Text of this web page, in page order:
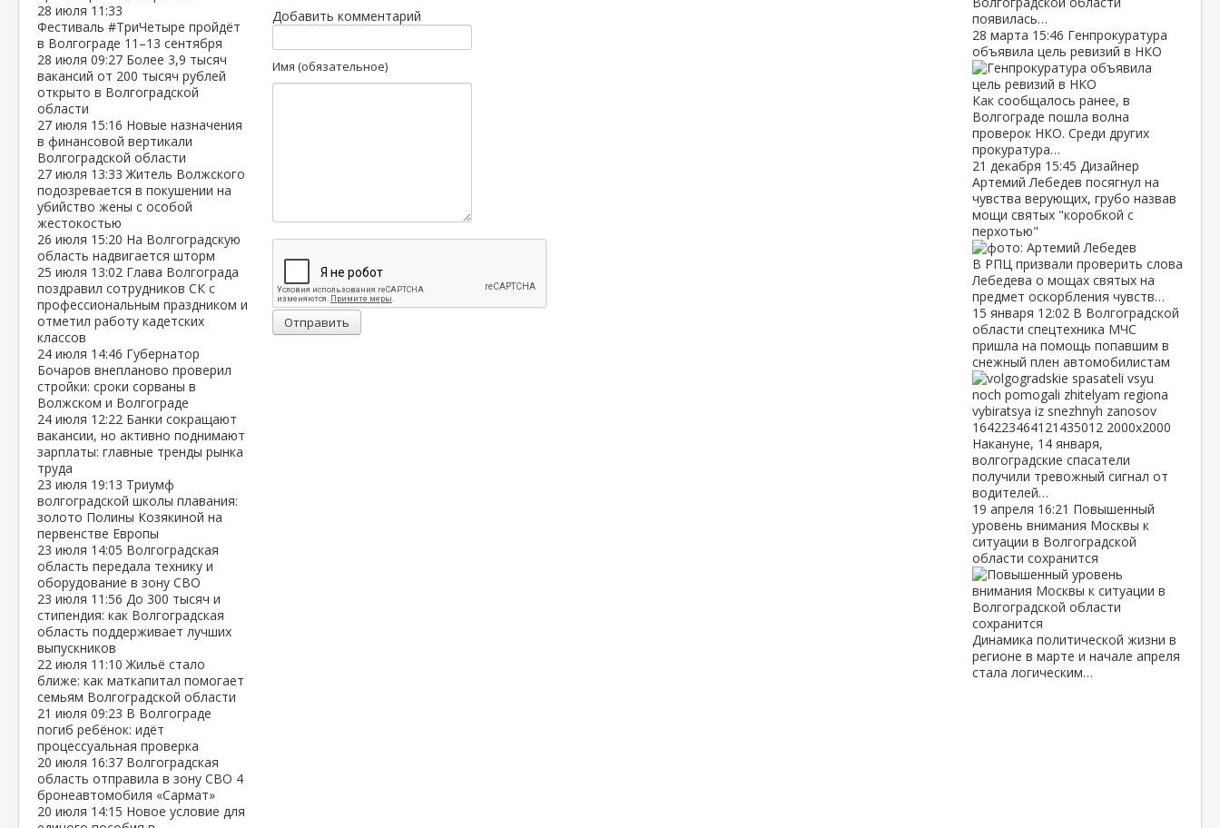
28 июля 11:33
Фестиваль #ТриЧетыре пройдёт
в Волгограде 11–13 сентября
28 июля 09:27 Более 3,9 тысяч
вакансий от 200 тысяч рублей
открыто в Волгоградской
области
27 июля 15:16 Новые назначения
в финансовой вертикали
Волгоградской области
27 июля 13:33Житель Волжского
подозревается в покушении на
убийство жены с особой
жестокостью
26 июля 15:20 На Волгоградскую
область надвигается шторм
25 июля 13:02 Глава Волгограда
поздравил сотрудников СК с
профессиональным праздником и
отметил работу кадетских
классов
24 июля 14:46 Губернатор
Бочаров внепланово проверил
стройки: сроки сорваны в
Волжском и Волгограде
24 июля 12:22 Банки сокращают
вакансии, но активно поднимают
зарплаты: главные тренды рынка
труда
23 июля 19:13 Триумф
волгоградской школы плавания:
золото Полины Козякиной на
первенстве Европы
23 июля 14:05 Волгоградская
область передала технику и
оборудование в зону СВО
23 июля 11:56 До 300 тысяч и
стипендия: как Волгоградская
область поддерживает лучших
выпускников
22 июля 11:10Жильё стало
ближе: как маткапитал помогает
семьям Волгоградской области
21 июля 09:23 В Волгограде
погиб ребёнок: идёт
процессуальная проверка
20 июля 16:37 Волгоградская
область отправила в зону СВО 4
бронеавтомобиля «Сармат»
20 июля 14:15 Новое условие для
Добавить комментарий
Имя (обязательное)
Отправить
появилась…
28 марта 15:46 Генпрокуратура
объявила цель ревизий в НКО
Как сообщалось ранее, в
Волгограде пошла волна
проверок НКО. Среди других
прокуратура…
21 декабря 15:45 Дизайнер
Артемий Лебедев посягнул на
чувства верующих, грубо назвав
мощи святых "коробкой с
перхотью"
В РПЦ призвали проверить слова
Лебедева о мощах святых на
предмет оскорбления чувств…
15 января 12:02 В Волгоградской
области спецтехника МЧС
пришла на помощь попавшим в
снежный плен автомобилистам
Накануне, 14 января,
волгоградские спасатели
получили тревожный сигнал от
водителей…
19 апреля 16:21 Повышенный
уровень внимания Москвы к
ситуации в Волгоградской
области сохранится
Динамика политической жизни в
регионе в марте и начале апреля
стала логическим…